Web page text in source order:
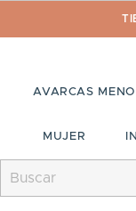
AVARCAS
MUJER